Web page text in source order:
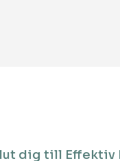
dig till Effektiv